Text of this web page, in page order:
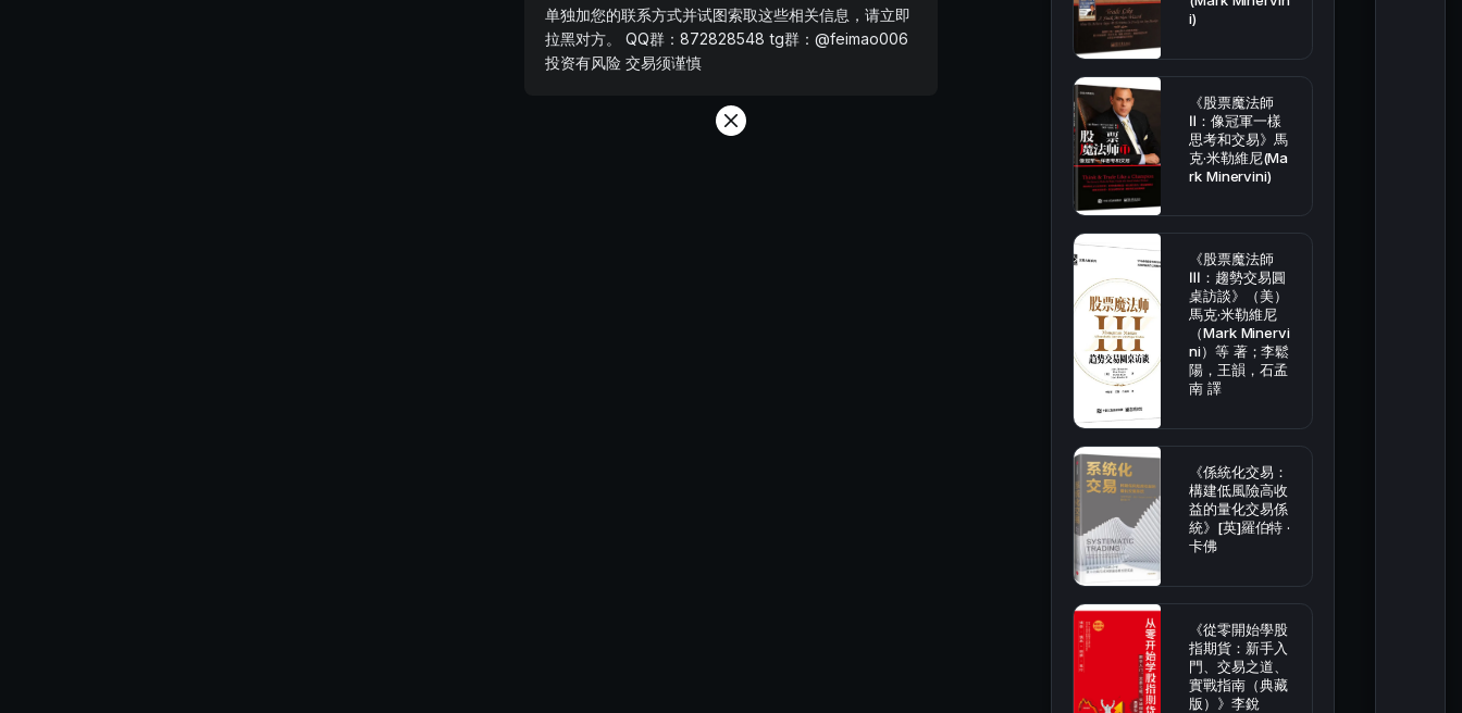
i)
《股票魔法師
Ⅱ：像冠軍一樣
思考和交易》馬
克·米勒維尼(Ma
rk Minervini)
《股票魔法師
Ⅲ：趨勢交易圓
桌訪談》（美）
馬克·米勒維尼
（Mark Minervi
ni）等 著；李鬆
陽，王韻，石孟
南 譯
《係統化交易：
構建低風險高收
益的量化交易係
統》[英]羅伯特 ·
卡佛
《從零開始學股
指期貨：新手入
門、交易之道、
實戰指南（典藏
版）》李銳
单独加您的联系方式并试图索取这些相关信息，请立即
拉黑对方。 QQ群：872828548 tg群：@feimao006
投资有风险 交易须谨慎